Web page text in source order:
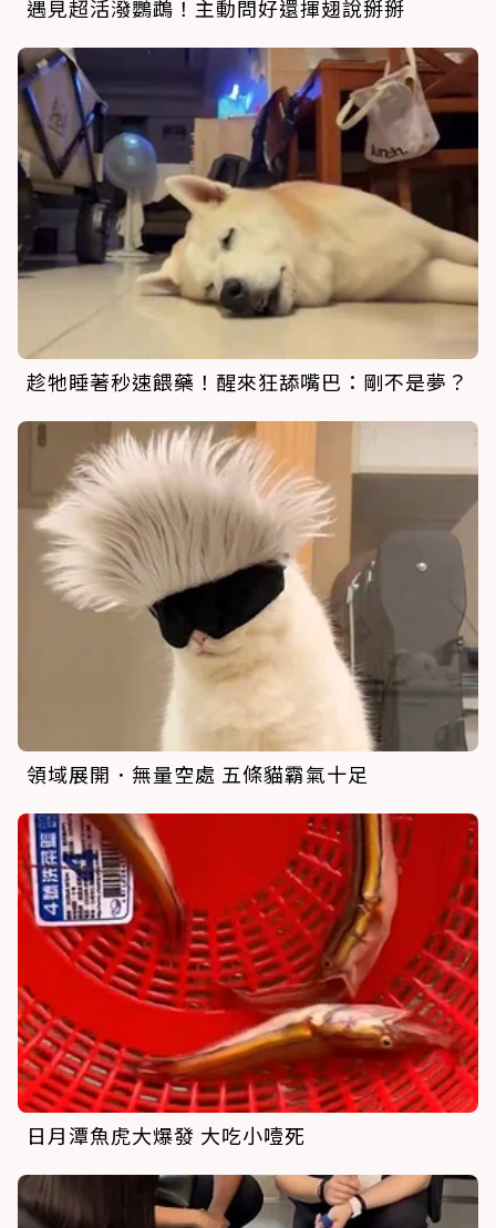
遇見超活潑鸚鵡！主動問好還揮翅說掰掰
趁牠睡著秒速餵藥！醒來狂舔嘴巴：剛不是夢？
領域展開．無量空處 五條貓霸氣十足
日月潭魚虎大爆發 大吃小噎死